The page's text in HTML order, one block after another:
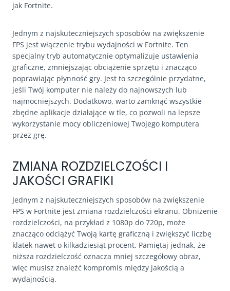
jak Fortnite.
Jednym z najskuteczniejszych sposobów na zwiększenie
FPS jest włączenie trybu wydajności w Fortnite. Ten
specjalny tryb automatycznie optymalizuje ustawienia
graficzne, zmniejszając obciążenie sprzętu i znacząco
poprawiając płynność gry. Jest to szczególnie przydatne,
jeśli Twój komputer nie należy do najnowszych lub
najmocniejszych. Dodatkowo, warto zamknąć wszystkie
zbędne aplikacje działające w tle, co pozwoli na lepsze
wykorzystanie mocy obliczeniowej Twojego komputera
przez grę.
ZMIANA ROZDZIELCZOŚCI I
JAKOŚCI GRAFIKI
Jednym z najskuteczniejszych sposobów na zwiększenie
FPS w Fortnite jest zmiana rozdzielczości ekranu. Obniżenie
rozdzielczości, na przykład z 1080p do 720p, może
znacząco odciążyć Twoją kartę graficzną i zwiększyć liczbę
klatek nawet o kilkadziesiąt procent. Pamiętaj jednak, że
niższa rozdzielczość oznacza mniej szczegółowy obraz,
więc musisz znaleźć kompromis między jakością a
wydajnością.